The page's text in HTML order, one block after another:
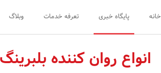
خانه پایگاه خبری تعرفه خدمات وبلاگ
انواع روان کننده